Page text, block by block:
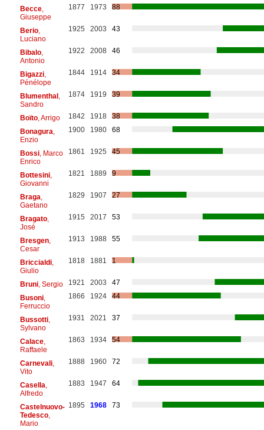
Becce,
Giuseppe
1877 1973 88
Berio,
Luciano
1925 2003 43
Bibalo,
Antonio
1922 2008 46
Bigazzi,
Pénélope
1844 1914 34
Blumenthal,
Sandro
1874 1919 39
Boïto, Arrigo 1842 1918
38
Bonagura
Enzio
1900 1980 68
Bossi, Marco
Enrico
1861 1925 45
Bottesini,
Giovanni
1821 1889 9
Braga
Gaetano
1829 1907 27
Bragato,
José
1915 2017 53
Bresgen,
Cesar
1913 1988 55
Briccialdi,
Giulio
1818 1881 1
Bruni, Sergio 1921 2003
47
Busoni,
Ferruccio
1866 1924 44
Bussotti,
Sylvano
1931 2021 37
Calace,
Raffaele
1863 1934 54
Carnevali,
Vito
1888 1960 72
Casella
Alfredo
1883 1947 64
Castelnuovo-
Tedesco,
Mario
1895 1968 73